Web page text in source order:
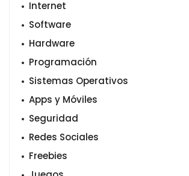
Internet
Software
Hardware
Programación
Sistemas Operativos
Apps y Móviles
Seguridad
Redes Sociales
Freebies